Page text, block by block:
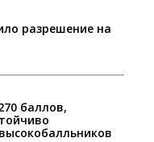
разрешение на
баллов,